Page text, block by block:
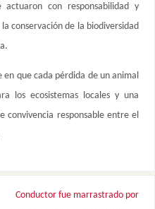
actuaron con responsabilidad y
conservación de la biodiversidad
en que cada pérdida de un animal
los ecosistemas locales y una
convivencia responsable entre el
Conductor fue marrastrado por